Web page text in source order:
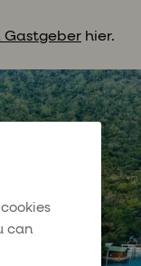
can
Gastgeberhier.